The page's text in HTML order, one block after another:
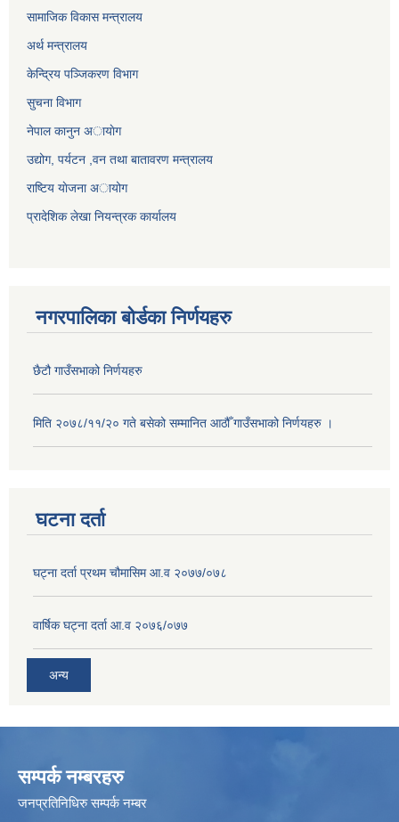
सामाजिक विकास मन्त्रालय
अर्थ मन्त्रालय
केन्द्रिय पञ्जिकरण विभाग
सुचना विभाग
नेपाल कानुन अायाेग
उद्योग, पर्यटन ,वन तथा बातावरण मन्त्रालय
राष्टिय याेजना अायोग
प्रादेशिक लेखा नियन्त्रक कार्यालय
नगरपालिका बोर्डका निर्णयहरु
छैटौ गाउँसभाको निर्णयहरु
मिति २०७८/११/२० गते बसेको सम्मानित आठौँ गाउँसभाको निर्णयहरु ।
घटना दर्ता
घट्ना दर्ता प्रथम चौमासिम आ.व २०७७/०७८
वार्षिक घट्ना दर्ता आ.व २०७६/०७७
अन्य
सम्पर्क नम्बरहरु
जनप्रतिनिधिरु सम्पर्क नम्बर